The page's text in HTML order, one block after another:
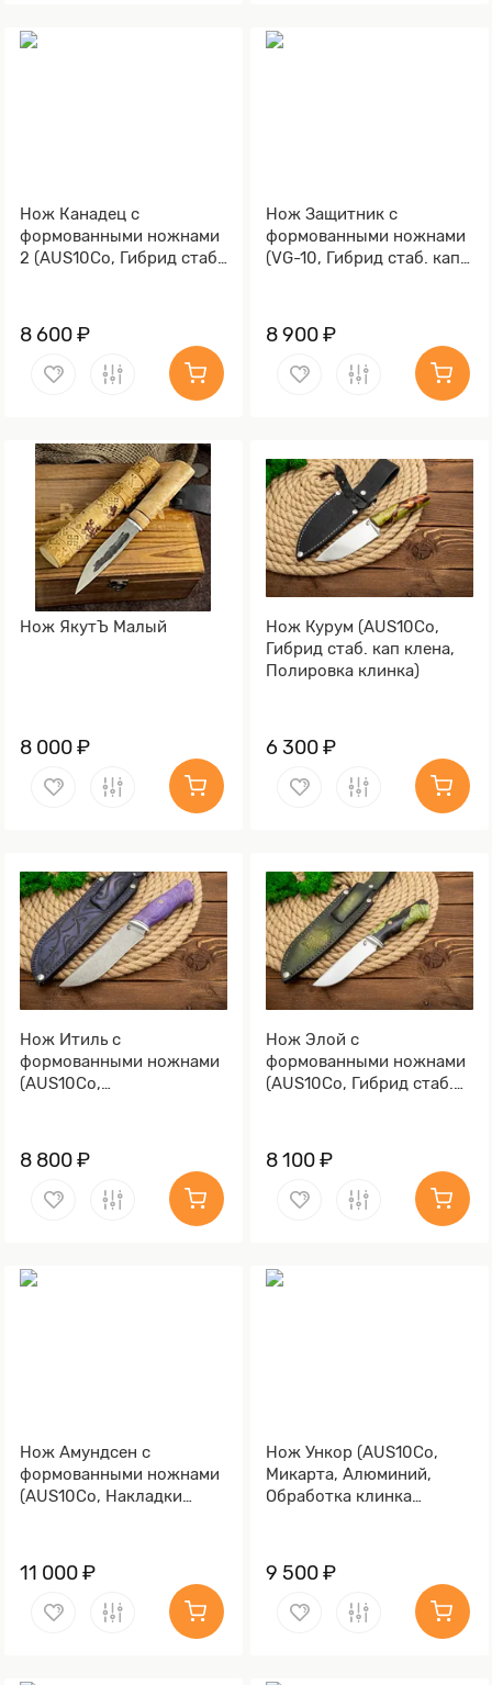
Нож Канадец с
формованными ножнами
2 (AUS10Co, Гибрид стаб.
8 600 ₽
Нож Защитник с
формованными ножнами
(VG-10, Гибрид стаб. кап
8 900 ₽
Нож ЯкутЪ Малый
8 000 ₽
Нож Курум (AUS10Co,
Гибрид стаб. кап клена,
Полировка клинка)
6 300 ₽
Нож Итиль с
формованными ножнами
(AUS10Co,
Обработка клинка
Stonewash)
8 800 ₽
Нож Элой с
формованными ножнами
(AUS10Co, Гибрид стаб.
8 100 ₽
Нож Амундсен с
формованными ножнами
(AUS10Co, Накладки
11 000 ₽
Нож Ункор (AUS10Co,
Микарта, Алюминий,
Обработка клинка
9 500 ₽